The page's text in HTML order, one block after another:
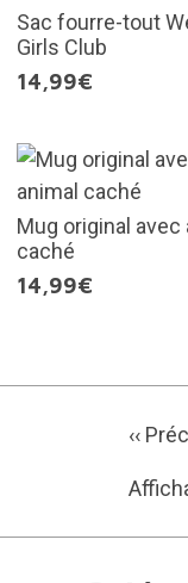
Sac fourre-tout
Girls Club
14,99€
Mug original avec
caché
14,99€
‹‹